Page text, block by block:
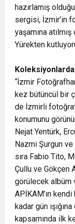
hazırlamış
sergisi, İzmir’in
yaşamına
Yürekten
“İzmir
kez bütüncül bir
de İzmirli
konumunu
Nejat Yentürk,
Nazmi Şurgun ve
sıra Fabio Tito,
Çullu ve Gökçen
görülecek albüm
APİKAM’ın
kadar gün
kapsamında ilk